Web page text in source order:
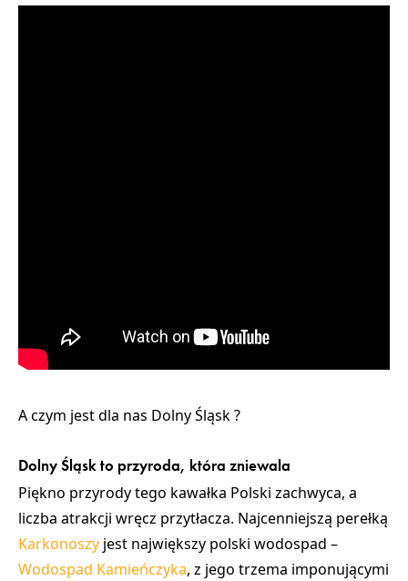
A czym jest dla nas Dolny Śląsk ?
Dolny Śląsk to przyroda, która zniewala
Piękno przyrody tego kawałka Polski zachwyca, a
liczba atrakcji wręcz przytłacza. Najcenniejszą perełką
Karkonoszy jest największy polski wodospad –
Wodospad Kamieńczyka, z jego trzema imponującymi